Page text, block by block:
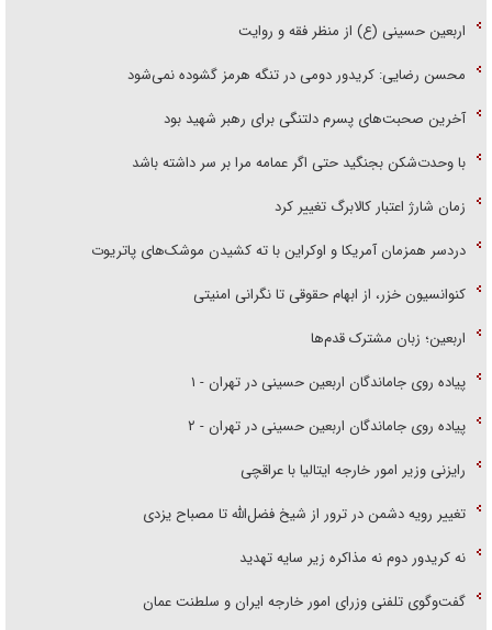
اربعین حسینی (ع) از منظر فقه و روایت
محسن رضایی: کریدور دومی در تنگه هرمز گشوده نمی‌شود
آخرین صحبت‌های پسرم دلتنگی برای رهبر شهید بود
با وحدت‌شکن بجنگید حتی اگر عمامه مرا بر سر داشته باشد
زمان شارژ اعتبار کالابرگ تغییر کرد
دردسر همزمان آمریکا و اوکراین با ته کشیدن موشک‌های پاتریوت
کنوانسیون خزر، از ابهام حقوقی تا نگرانی امنیتی
اربعین؛ زبان مشترک قدم‌ها
پیاده روی جاماندگان اربعین حسینی در تهران - ۱
پیاده روی جاماندگان اربعین حسینی در تهران - ۲
رایزنی وزیر امور خارجه ایتالیا با عراقچی
تغییر رویه دشمن در ترور از شیخ فضل‌الله تا مصباح یزدی
نه کریدور دوم نه مذاکره زیر سایه تهدید
گفت‌وگوی تلفنی وزرای امور خارجه ایران و سلطنت عمان